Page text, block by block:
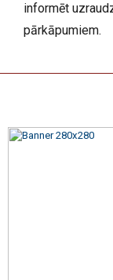
informēt
pārkāpumiem.